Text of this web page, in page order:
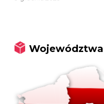
Województwa